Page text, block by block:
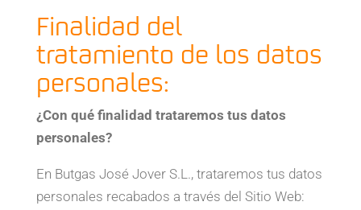
Finalidad del
tratamiento de los datos
personales:
¿Con qué finalidad trataremos tus datos
personales?
En Butgas José Jover S.L., trataremos tus datos
personales recabados a través del Sitio Web: